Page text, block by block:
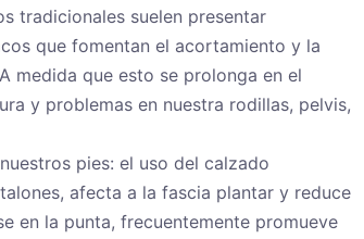
tradicionales suelen presentar
que fomentan el acortamiento y la
medida que esto se prolonga en el
y problemas en nuestra rodillas, pelvis,
pies: el uso del calzado
afecta a la fascia plantar y reduce
en la punta, frecuentemente promueve